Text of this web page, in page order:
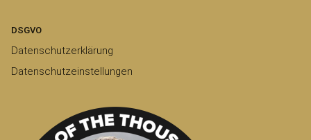
DSGVO
Datenschutzerklärung
Datenschutzeinstellungen